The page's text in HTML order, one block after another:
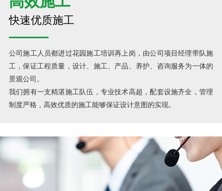
快速优质施工
公司施工人员都进过花园施工培训再上岗，由公司项目经理带队施
工，保证工程质量，设计、施工、产品、养护、咨询服务为一体的
景观公司。
我们拥有一支精湛施工队伍，专业技术高超，配套设施齐全，管理
制度严格，高效优质的施工能够保证设计意图的实现。